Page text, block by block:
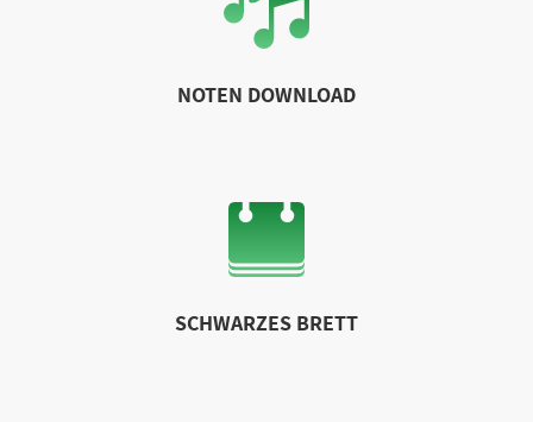
NOTEN DOWNLOAD
SCHWARZES BRETT